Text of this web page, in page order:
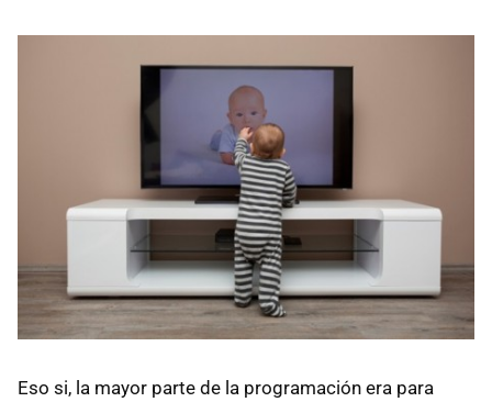
Eso si, la mayor parte de la programación era para